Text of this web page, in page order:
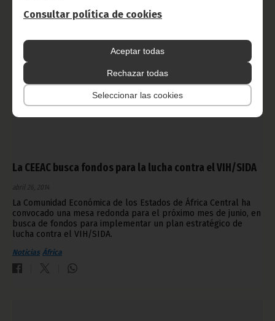
Consultar política de cookies
Aceptar todas
Rechazar todas
Seleccionar las cookies
La CEEAC busca fondos para la lucha contra el VIH/SIDA
abril 26, 2014
La Comunidad Económica de los Estados de África Central ha
convocado una mesa redonda para el próximo mes de junio, en
busca de fondos para implementar un plan estratégico de
lucha contra el VIH/SIDA.
Noticias África